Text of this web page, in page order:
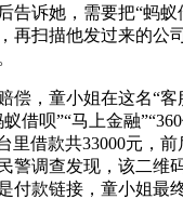
告诉她，需要把“蚂蚁
再扫描他发过来的公
，童小姐在这名“客
借呗”“马上金融
里借款共33000元，
警调查发现，该二维
付款链接，童小姐最